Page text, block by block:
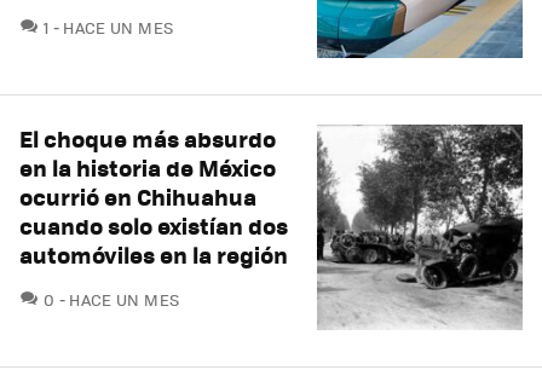
1 COMENTARIOS
HACE UN MES
El choque más absurdo
en la historia de México
ocurrió en Chihuahua
cuando solo existían dos
automóviles en la región
0 COMENTARIOS
HACE UN MES